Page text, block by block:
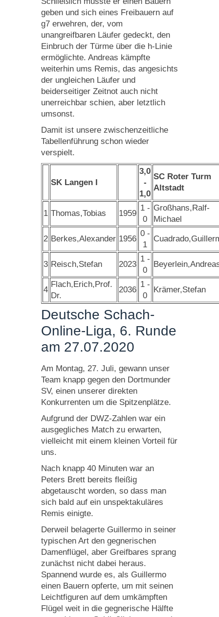
geben und sich eines Freibauern auf
g7 erwehren, der, vom
unangreifbaren Läufer gedeckt, den
Einbruch der Türme über die h-Linie
ermöglichte. Andreas kämpfte
weiterhin ums Remis, das angesichts
der ungleichen Läufer und
beiderseitiger Zeitnot auch nicht
unerreichbar schien, aber letztlich
umsonst.
Damit ist unsere zwischenzeitliche
Tabellenführung schon wieder
verspielt.
SK Langen I
3,0
-
1,0
SC Roter Turm
Altstadt
1 Thomas,Tobias 1959
1 -
0
Großhans,Ralf-
Michael
2 Berkes,Alexander 1956
0 -
1
3 Reisch,Stefan 2023
1 -
0
4
Flach,Erich,Prof.
Dr.
2036
1 -
0
Krämer,Stefan
Deutsche Schach-
Online-Liga, 6. Runde
am 27.07.2020
Am Montag, 27. Juli, gewann unser
Team knapp gegen den Dortmunder
SV, einen unserer direkten
Konkurrenten um die Spitzenplätze.
Aufgrund der DWZ-Zahlen war ein
ausgegliches Match zu erwarten,
vielleicht mit einem kleinen Vorteil für
uns.
Nach knapp 40 Minuten war an
Peters Brett bereits fleißig
abgetauscht worden, so dass man
sich bald auf ein unspektakuläres
Remis einigte.
Derweil belagerte Guillermo in seiner
typischen Art den gegnerischen
Damenflügel, aber Greifbares sprang
zunächst nicht dabei heraus.
Spannend wurde es, als Guillermo
einen Bauern opferte, um mit seinen
Leichtfiguren auf dem umkämpften
Flügel weit in die gegnerische Hälfte